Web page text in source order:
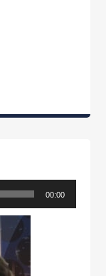
00:00